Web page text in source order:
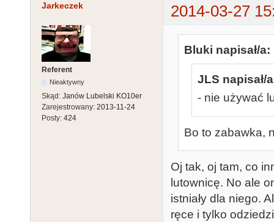
Jarkeczek 2014-03-27
Referent
Nieaktywny
Skąd: Janów Lubelski KO10er
Zarejestrowany: 2013-11-24
Posty: 424
Bluki napisał/a:
JLS napisał/
- nie używać
Bo to zabawka,
Oj tak, oj tam, co
lutownicę. No ale
istniały dla niego.
ręce i tylko